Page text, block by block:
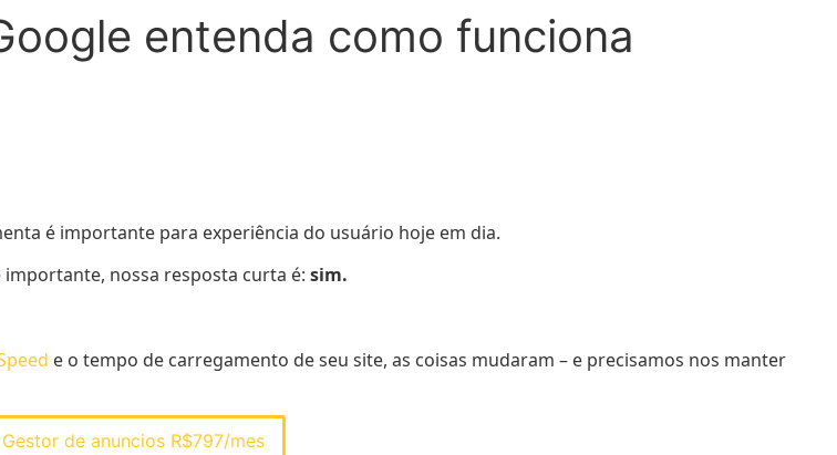
entenda como funciona
é importante para experiência do usuário hoje em dia.
importante, nossa resposta curta é: sim.
​​e o tempo de carregamento de seu site, as coisas mudaram – e precisamos nos manter
de anuncios R$797/mes